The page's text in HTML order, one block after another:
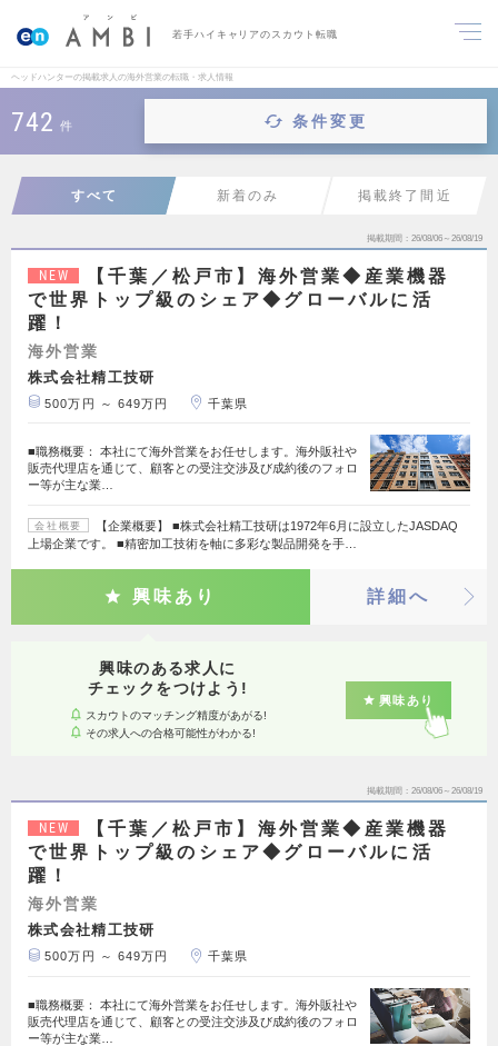
若手ハイキャリアのスカウト転職
ヘッドハンターの掲載求人の海外営業の転職・求人情報
742 件 条件変更
すべて 新着のみ 掲載終了間近
掲載期間 26/08/06～26/08/19
NEW
【千葉／松戸市】海外営業◆産業機器
で世界トップ級のシェア◆グローバルに活
躍！
海外営業
株式会社精工技研
500万円 ～ 649万円 千葉県
■職務概要： 本社にて海外営業をお任せします。海外販社や
販売代理店を通じて、顧客との受注交渉及び成約後のフォロ
ー等が主な業…
会社概要
【企業概要】 ■株式会社精工技研は1972年6月に設立したJASDAQ
上場企業です。 ■精密加工技術を軸に多彩な製品開発を手…
興味あり 詳細へ
興味のある求人に
チェックをつけよう!
スカウトのマッチング精度があがる!
その求人への合格可能性がわかる!
興味あり
掲載期間 26/08/06～26/08/19
NEW
【千葉／松戸市】海外営業◆産業機器
で世界トップ級のシェア◆グローバルに活
躍！
海外営業
株式会社精工技研
500万円 ～ 649万円 千葉県
■職務概要： 本社にて海外営業をお任せします。海外販社や
販売代理店を通じて、顧客との受注交渉及び成約後のフォロ
ー等が主な業…